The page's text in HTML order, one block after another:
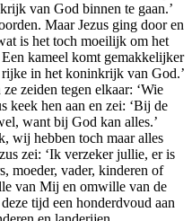
van God binnen te gaan.’
Maar Jezus ging door en
is het toch moeilijk om het
kameel komt gemakkelijker
in het koninkrijk van God.’
zeiden tegen elkaar: ‘Wie
keek hen aan en zei: ‘Bij de
want bij God kan alles.’
wij hebben toch maar alles
zei: ‘Ik verzeker jullie, er is
moeder, vader, kinderen of
van Mij en omwille van de
tijd een honderdvoud aan